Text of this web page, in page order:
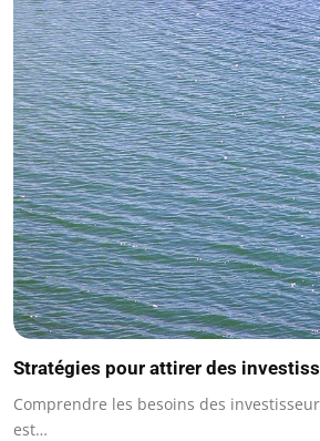
Stratégies pour attirer des
Comprendre les besoins des
est…